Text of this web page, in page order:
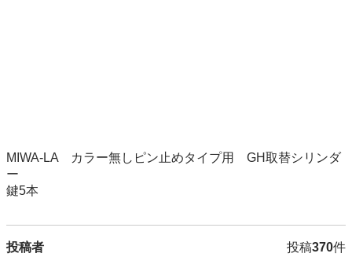
MIWA-LA　カラー無しピン止めタイプ用　GH取替シリンダ
ー
鍵5本
投稿者 投稿370件